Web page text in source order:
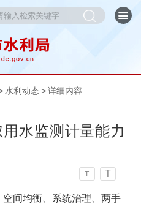
水利动态 > 详细内容
水监测计量能力
T T
空间均衡、系统治理、两手